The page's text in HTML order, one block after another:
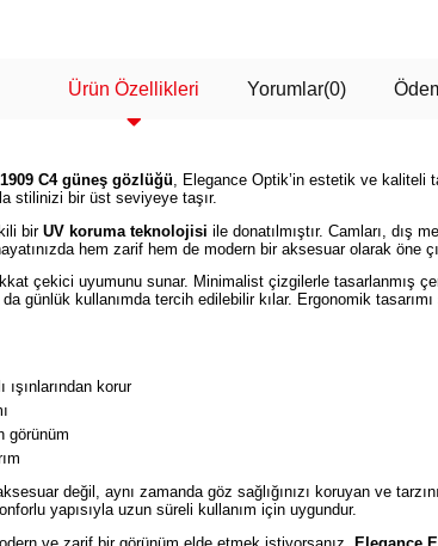
Ürün Özellikleri Yorumlar(0)
C4 güneş gözlüğü , Elegance Optik’in estetik ve kaliteli
stilinizi bir üst seviyeye taşır.
bir UV koruma teknolojisi ile donatılmıştır. Camları, dış
hem zarif hem de modern bir aksesuar olarak öne
çekici uyumunu sunar. Minimalist çizgilerle tasarlanmış
günlük kullanımda tercih edilebilir kılar. Ergonomik
korur
görünüm
değil, aynı zamanda göz sağlığınızı koruyan ve
yapısıyla uzun süreli kullanım için uygundur.